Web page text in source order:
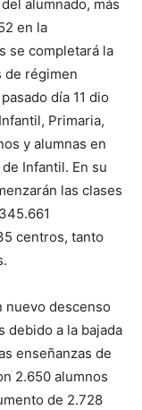
alumnado, más
en la
se completará la
de régimen
día 11 dio
Primaria,
y alumnas en
Infantil. En su
las clases
centros, tanto
nuevo descenso
debido a la bajada
enseñanzas de
2.650 alumnos
de 2.728